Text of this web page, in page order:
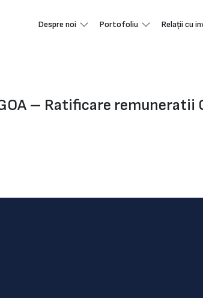
Despre noi Portofoliu Relații cu
– Ratificare remuneratii